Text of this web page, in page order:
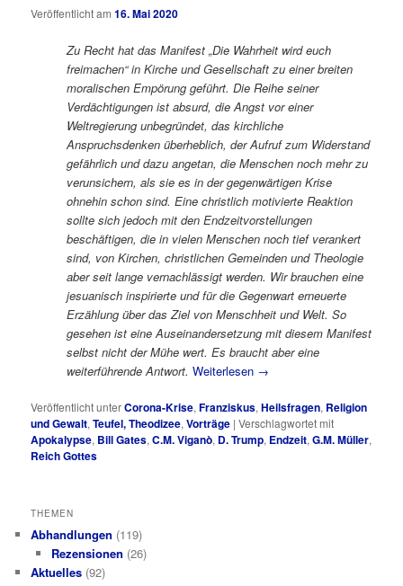
Veröffentlicht am16. Mai 2020
Zu Recht hat das Manifest „Die Wahrheit wird euch
freimachen“ in Kirche und Gesellschaft zu einer breiten
moralischen Empörung geführt. Die Reihe seiner
Verdächtigungen ist absurd, die Angst vor einer
Weltregierung unbegründet, das kirchliche
Anspruchsdenken überheblich, der Aufruf zum Widerstand
gefährlich und dazu angetan, die Menschen noch mehr zu
verunsichern, als sie es in der gegenwärtigen Krise
ohnehin schon sind. Eine christlich motivierte Reaktion
sollte sich jedoch mit den Endzeitvorstellungen
beschäftigen, die in vielen Menschen noch tief verankert
sind, von Kirchen, christlichen Gemeinden und Theologie
aber seit lange vernachlässigt werden. Wir brauchen eine
jesuanisch inspirierte und für die Gegenwart erneuerte
Erzählung über das Ziel von Menschheit und Welt. So
gesehen ist eine Auseinandersetzung mit diesem Manifest
selbst nicht der Mühe wert. Es braucht aber eine
weiterführende Antwort. Weiterlesen →
Veröffentlicht unterCorona-Krise,Franziskus,Heilsfragen, Religion
und Gewalt,Teufel, Theodizee,Vorträge |Verschlagwortet mit
Apokalypse, Bill Gates,C.M. Viganò, D. Trump, Endzeit,G.M. Müller,
Reich Gottes
THEMEN
Abhandlungen (119)
Rezensionen (26)
Aktuelles (92)